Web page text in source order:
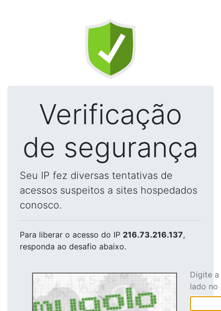
Verificação
de segurança
Seu IP fez diversas tentativas de
acessos suspeitos a sites hospedados
conosco.
Para liberar o acesso do IP 216.73.216.137,
responda ao desafio abaixo.
Digite
lado no